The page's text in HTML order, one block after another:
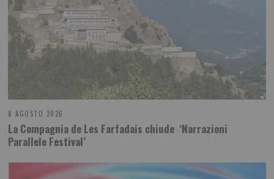
8 AGOSTO 2026
La Compagnia de Les Farfadais chiude ‘Narrazioni
Parallele Festival’